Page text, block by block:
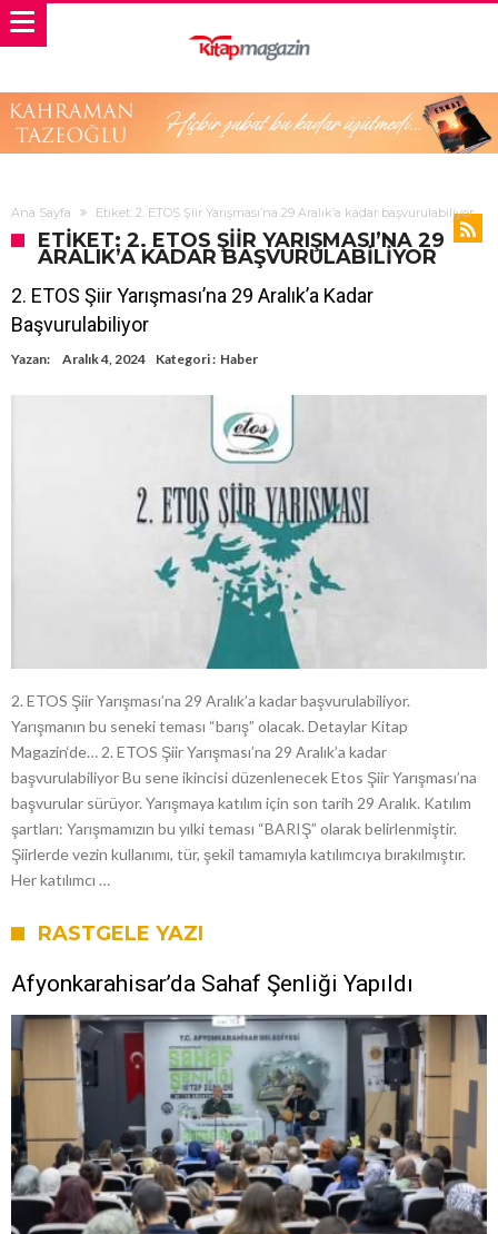
Ana Sayfa Etiket: 2. ETOS Şiir Yarışması’na 29 Aralık’a kadar başvurulabiliyor
ETIKET: 2. ETOS ŞIIR YARIŞMASI’NA 29
ARALIK’A KADAR BAŞVURULABILIYOR
2. ETOS Şiir Yarışması’na 29 Aralık’a Kadar
Başvurulabiliyor
Yazan: Aralık 4, 2024 Kategori : Haber
2. ETOS Şiir Yarışması’na 29 Aralık’a kadar başvurulabiliyor.
Yarışmanın bu seneki teması “barış” olacak. Detaylar Kitap
Magazin‘de… 2. ETOS Şiir Yarışması’na 29 Aralık’a kadar
başvurulabiliyor Bu sene ikincisi düzenlenecek Etos Şiir Yarışması’na
başvurular sürüyor. Yarışmaya katılım için son tarih 29 Aralık. Katılım
şartları: Yarışmamızın bu yılki teması “BARIŞ” olarak belirlenmiştir.
Şiirlerde vezin kullanımı, tür, şekil tamamıyla katılımcıya bırakılmıştır.
Her katılımcı …
RASTGELE YAZI
Afyonkarahisar’da Sahaf Şenliği Yapıldı